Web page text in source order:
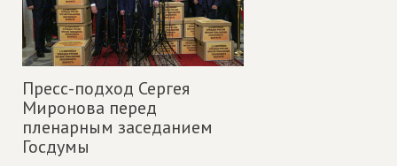
Пресс-подход Сергея
Миронова перед
пленарным заседанием
Госдумы